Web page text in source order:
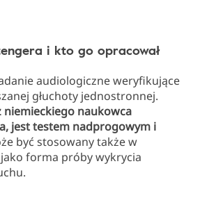
i kto go opracował
audiologiczne weryfikujące
głuchoty jednostronnej.
niemieckiego naukowca
jest testem nadprogowym i
być stosowany także w
forma próby wykrycia